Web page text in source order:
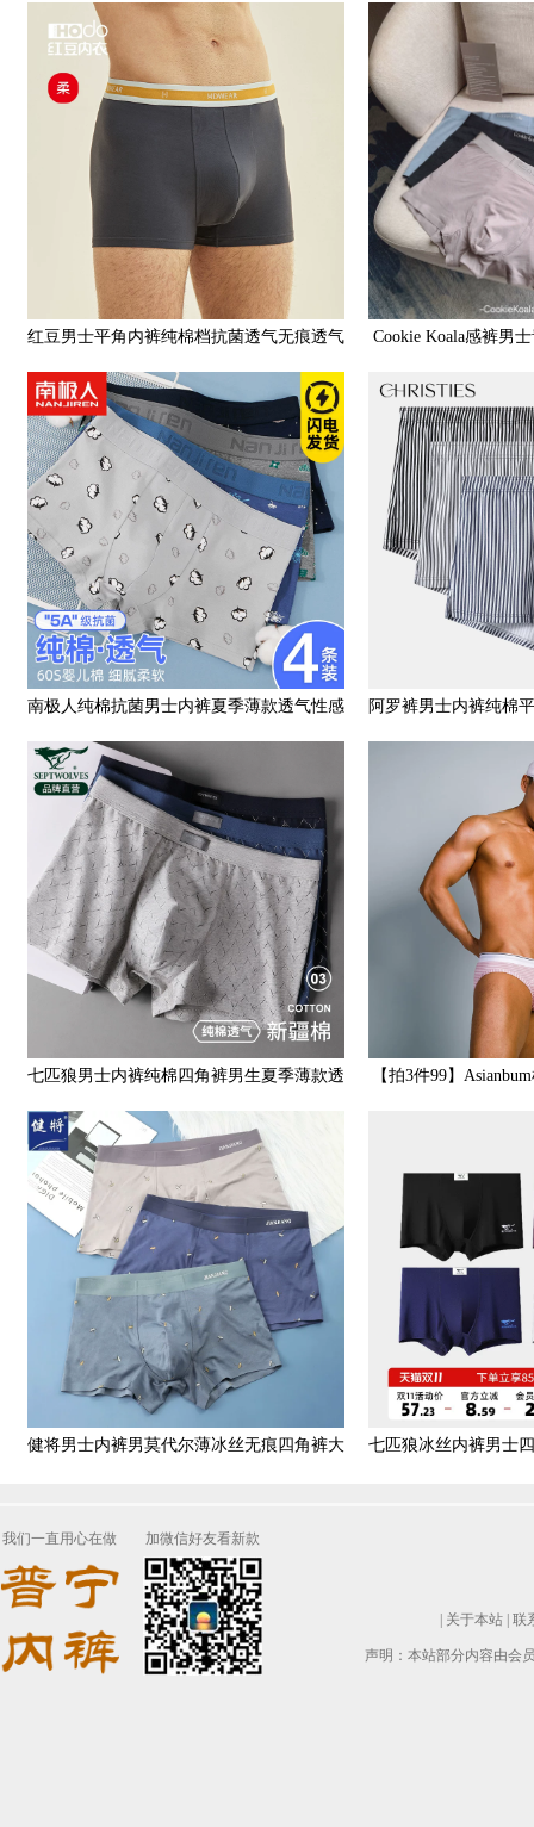
红豆男士平角内裤纯棉档抗菌透气无痕透气
舒适四角短裤夏季薄款
Cookie Koala感裤男
南极人纯棉抗菌男士内裤夏季薄款透气性感
平角四角大码男生底裤头
阿罗裤男士内裤纯棉
松舒适男生
七匹狼男士内裤纯棉四角裤男生夏季薄款透
气运动短裤头底裤衩男款
【拍3件99】
健将男士内裤男莫代尔薄冰丝无痕四角裤大
七匹狼冰丝内裤男士
关于本站 联
声明：本站部分内容由会
我们一直用心在做 加微信好友看新款